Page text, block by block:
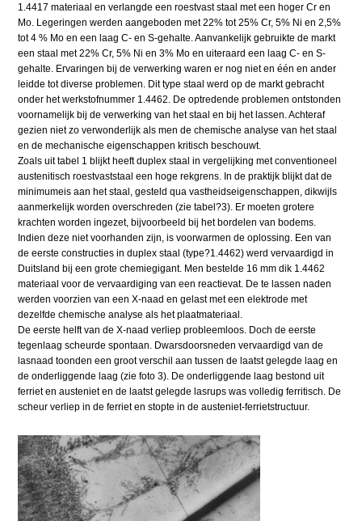
1.4417 materiaal en verlangde een roestvast staal met een hoger Cr en
Mo. Legeringen werden aangeboden met 22% tot 25% Cr, 5% Ni en 2,5%
tot 4 % Mo en een laag C- en S-gehalte. Aanvankelijk gebruikte de markt
een staal met 22% Cr, 5% Ni en 3% Mo en uiteraard een laag C- en S-
gehalte. Ervaringen bij de verwerking waren er nog niet en één en ander
leidde tot diverse problemen. Dit type staal werd op de markt gebracht
onder het werkstofnummer 1.4462. De optredende problemen ontstonden
voornamelijk bij de verwerking van het staal en bij het lassen. Achteraf
gezien niet zo verwonderlijk als men de chemische analyse van het staal
en de mechanische eigenschappen kritisch beschouwt.
Zoals uit tabel 1 blijkt heeft duplex staal in vergelijking met conventioneel
austenitisch roestvaststaal een hoge rekgrens. In de praktijk blijkt dat de
minimumeis aan het staal, gesteld qua vastheidseigenschappen, dikwijls
aanmerkelijk worden overschreden (zie tabel?3). Er moeten grotere
krachten worden ingezet, bijvoorbeeld bij het bordelen van bodems.
Indien deze niet voorhanden zijn, is voorwarmen de oplossing. Een van
de eerste constructies in duplex staal (type?1.4462) werd vervaardigd in
Duitsland bij een grote chemiegigant. Men bestelde 16 mm dik 1.4462
materiaal voor de vervaardiging van een reactievat. De te lassen naden
werden voorzien van een X-naad en gelast met een elektrode met
dezelfde chemische analyse als het plaatmateriaal.
De eerste helft van de X-naad verliep probleemloos. Doch de eerste
tegenlaag scheurde spontaan. Dwarsdoorsneden vervaardigd van de
lasnaad toonden een groot verschil aan tussen de laatst gelegde laag en
de onderliggende laag (zie foto 3). De onderliggende laag bestond uit
ferriet en austeniet en de laatst gelegde lasrups was volledig ferritisch. De
scheur verliep in de ferriet en stopte in de austeniet-ferrietstructuur.